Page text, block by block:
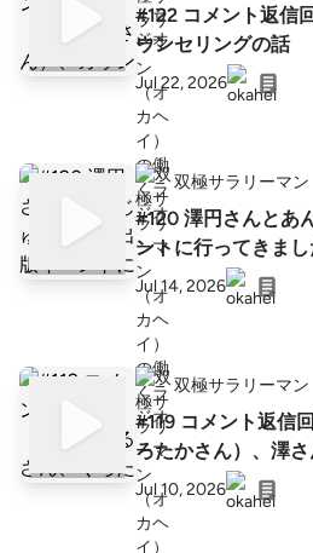
#122 コメント返信
ウンセリングの話
Jul 22, 2026
双極サラリーマ
#120 澤円さんとあ
ントに行ってきまし
Jul 14, 2026
双極サラリーマ
#119 コメント返信
ろたかさん）、澤
Jul 10, 2026